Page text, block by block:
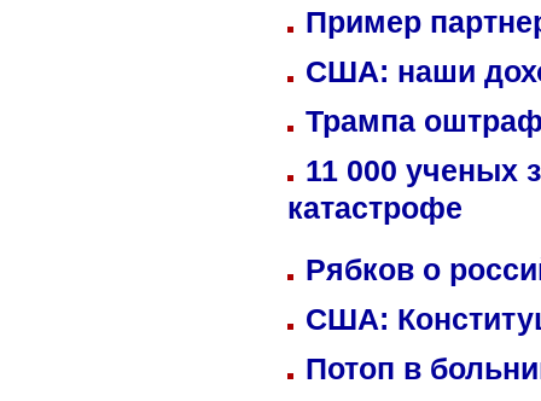
Пример
США: наши
Трампа
11 000 ученых
катастрофе
Рябков о
США:
Потоп в